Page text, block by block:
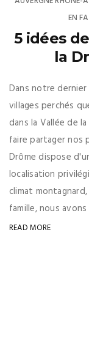
EN
5 idées
la
Dans notre
villages perchés
dans la Vallée de
faire partager nos
Drôme dispose
localisation
climat
famille, nous
READ MORE